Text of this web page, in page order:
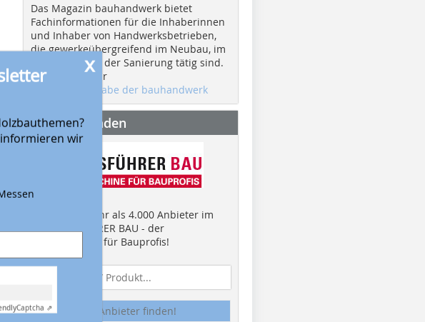
x
wir
Captcha ⇗
Das Magazin bauhandwerk bietet
Fachinformationen für die Inhaberinnen
und Inhaber von Handwerksbetrieben,
die gewerkeübergreifend im Neubau, im
Ausbau und in der Sanierung tätig sind.
Hier geht es zur
aktuellen Ausgabe der bauhandwerk
Anbieter finden
Finden Sie mehr als 4.000 Anbieter im
EINKAUFSFÜHRER BAU - der
Suchmaschine für Bauprofis!
Anbieter finden!